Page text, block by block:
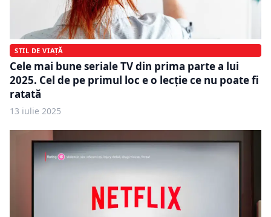
STIL DE VIAȚĂ
Cele mai bune seriale TV din prima parte a lui
2025. Cel de pe primul loc e o lecție ce nu poate fi
ratată
13 iulie 2025